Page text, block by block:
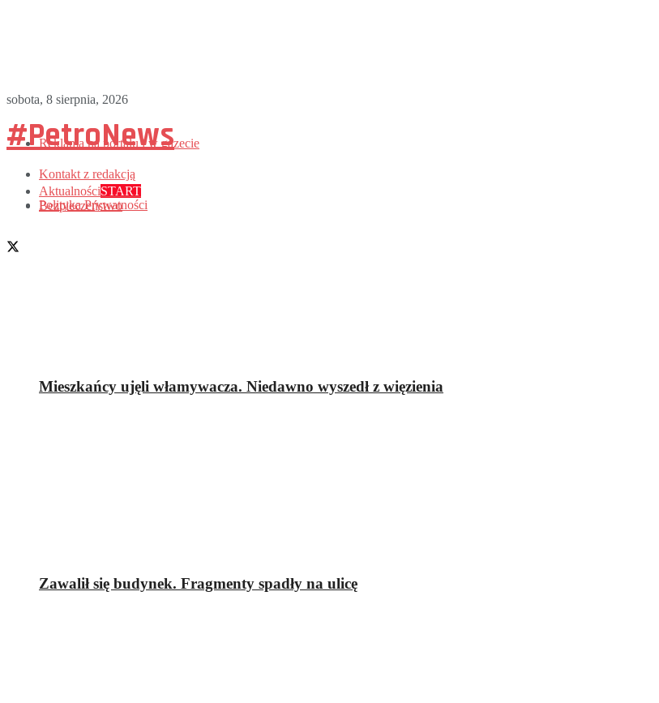
sobota, 8 sierpnia, 2026
Reklama na portalu i w gazecie
Kontakt z redakcją
Polityka Prywatności
#PetroNews
AktualnościSTART
Bezpieczeństwo
Mieszkańcy ujęli włamywacza. Niedawno wyszedł z więzienia
Zawalił się budynek. Fragmenty spadły na ulicę